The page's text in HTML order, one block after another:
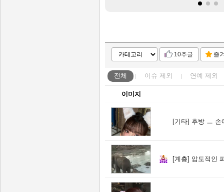
10추글 즐
전체 이슈 제외 연예 제외
이미지
[기타] 후방 ㅡ 손
[계층] 압도적인